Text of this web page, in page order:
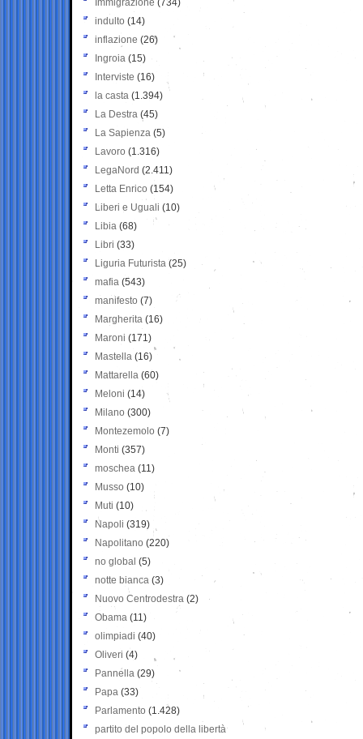
Immigrazione (734)
indulto (14)
inflazione (26)
Ingroia (15)
Interviste (16)
la casta (1.394)
La Destra (45)
La Sapienza (5)
Lavoro (1.316)
LegaNord (2.411)
Letta Enrico (154)
Liberi e Uguali (10)
Libia (68)
Libri (33)
Liguria Futurista (25)
mafia (543)
manifesto (7)
Margherita (16)
Maroni (171)
Mastella (16)
Mattarella (60)
Meloni (14)
Milano (300)
Montezemolo (7)
Monti (357)
moschea (11)
Musso (10)
Muti (10)
Napoli (319)
Napolitano (220)
no global (5)
notte bianca (3)
Nuovo Centrodestra (2)
Obama (11)
olimpiadi (40)
Oliveri (4)
Pannella (29)
Papa (33)
Parlamento (1.428)
partito del popolo della libertà